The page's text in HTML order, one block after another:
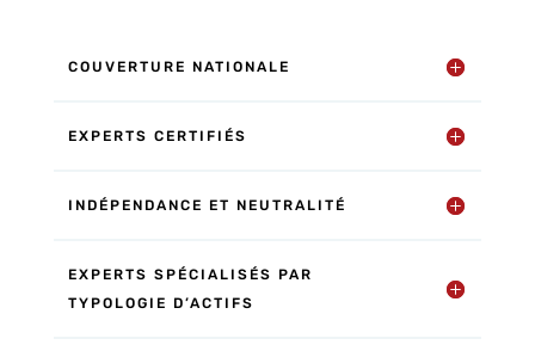
COUVERTURE NATIONALE
EXPERTS CERTIFIÉS
INDÉPENDANCE ET NEUTRALITÉ
EXPERTS SPÉCIALISÉS PAR
TYPOLOGIE D’ACTIFS